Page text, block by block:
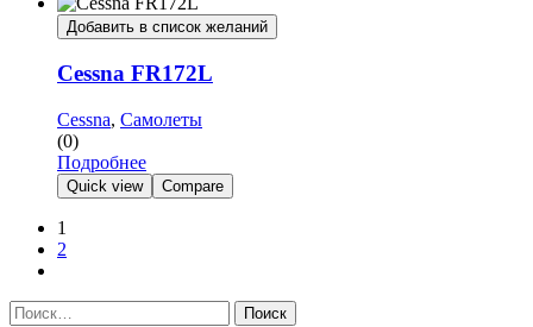
Добавить в список желаний
Cessna FR172L
Cessna, Самолеты
(0)
Подробнее
Quick view Compare
1
2
Найти: